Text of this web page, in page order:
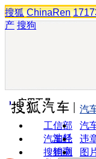
搜狐 ChinaRen
产 搜狗
实用工具
工信部
油耗
汽
汽车经
销商
违
搜狗浏
图
汽